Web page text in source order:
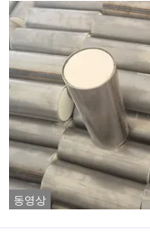
동영상